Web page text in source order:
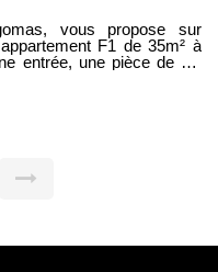
vous propose sur
F1 de 35m² à
entrée, une pièce de vie